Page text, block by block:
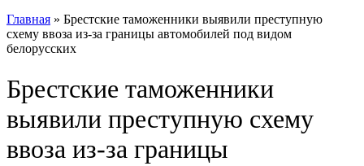
Главная » Брестские таможенники выявили преступную
схему ввоза из-за границы автомобилей под видом
белорусских
Брестские таможенники
выявили преступную схему
ввоза из-за границы